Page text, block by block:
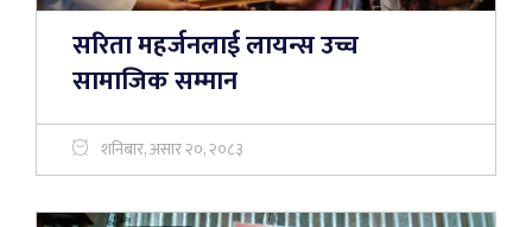
सरिता महर्जनलाई लायन्स उच्च
सामाजिक सम्मान
शनिबार, असार २०, २०८३